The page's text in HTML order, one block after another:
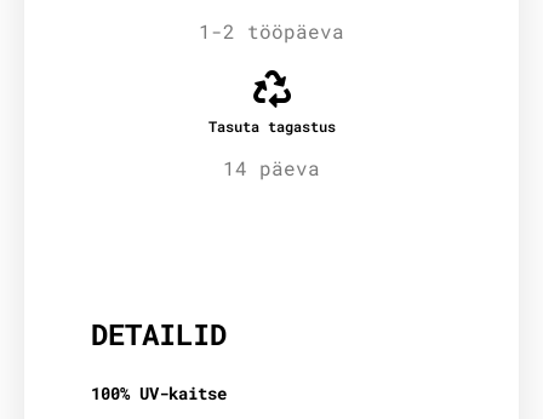
1-2 tööpäeva
Tasuta tagastus
14 päeva
DETAILID
100% UV-kaitse